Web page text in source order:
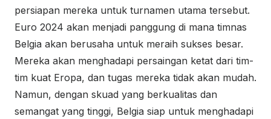
persiapan mereka untuk turnamen utama tersebut.
Euro 2024 akan menjadi panggung di mana timnas
Belgia akan berusaha untuk meraih sukses besar.
Mereka akan menghadapi persaingan ketat dari tim-
tim kuat Eropa, dan tugas mereka tidak akan mudah.
Namun, dengan skuad yang berkualitas dan
semangat yang tinggi, Belgia siap untuk menghadapi